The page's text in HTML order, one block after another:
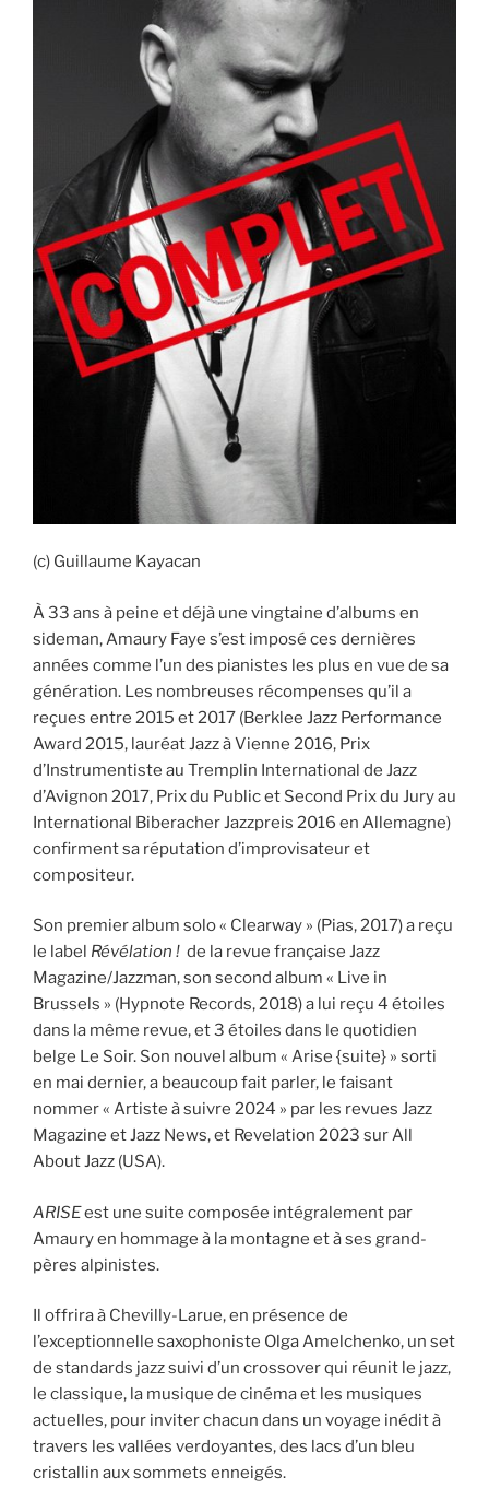
(c) Guillaume Kayacan
À 33 ans à peine et déjà une vingtaine d’albums en
sideman, Amaury Faye s’est imposé ces dernières
années comme l’un des pianistes les plus en vue de sa
génération. Les nombreuses récompenses qu’il a
reçues entre 2015 et 2017 (Berklee Jazz Performance
Award 2015, lauréat Jazz à Vienne 2016, Prix
d’Instrumentiste au Tremplin International de Jazz
d’Avignon 2017, Prix du Public et Second Prix du Jury au
International Biberacher Jazzpreis 2016 en Allemagne)
confirment sa réputation d’improvisateur et
compositeur.
Son premier album solo « Clearway » (Pias, 2017) a reçu
le label Révélation ! de la revue française Jazz
Magazine/Jazzman, son second album « Live in
Brussels » (Hypnote Records, 2018) a lui reçu 4 étoiles
dans la même revue, et 3 étoiles dans le quotidien
belge Le Soir. Son nouvel album « Arise {suite} » sorti
en mai dernier, a beaucoup fait parler, le faisant
nommer « Artiste à suivre 2024 » par les revues Jazz
Magazine et Jazz News, et Revelation 2023 sur All
About Jazz (USA).
ARISEest une suite composée intégralement par
Amaury en hommage à la montagne et à ses grand-
pères alpinistes.
Il offrira à Chevilly-Larue, en présence de
l’exceptionnelle saxophoniste Olga Amelchenko, un set
de standards jazz suivi d’un crossover qui réunit le jazz,
le classique, la musique de cinéma et les musiques
actuelles, pour inviter chacun dans un voyage inédit à
travers les vallées verdoyantes, des lacs d’un bleu
cristallin aux sommets enneigés.